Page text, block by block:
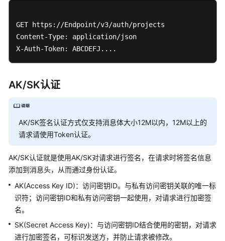
API
参
考
参
见
问
视
频
帮
助
AOM
GET https://Endpoint/v3/auth/projects
Content-Type: application/json
X-Auth-Token: ABCDEFJ....
AK/SK认证
AK/SK签名认证方式仅支持消息体大小12M以内，12M以上的
请求请使用Token认证。
AK/SK认证就是使用AK/SK对请求进行签名，在请求时将签名信息
添加到消息头，从而通过身份认证。
AK(Access Key ID)：访问密钥ID。与私有访问密钥关联的唯一标
识符；访问密钥ID和私有访问密钥一起使用，对请求进行加密签
名。
SK(Secret Access Key)：与访问密钥ID结合使用的密钥，对请求
进行加密签名，可标识发送方，并防止请求被修改。